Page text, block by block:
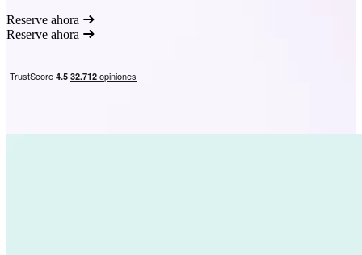
Reserve ahora
Reserve ahora